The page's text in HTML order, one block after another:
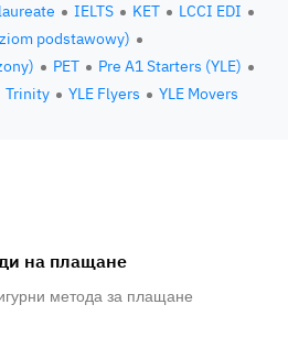
IELTS KET
LCCI EDI
podstawowy)
PET
Pre A1 Starters (YLE)
Trinity YLE Flyers YLE Movers
на плащане
метода за плащане